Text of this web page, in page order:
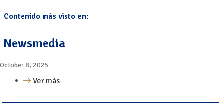
Contenido más visto en:
Newsmedia
October 8, 2025
Ver más